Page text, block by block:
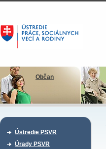
Občan
Ústredie PSVR
Úrady PSVR